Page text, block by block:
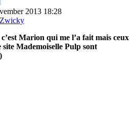
2013 18:28
Zwicky
Marion qui me l’a fait mais ceux
site Mademoiselle Pulp sont